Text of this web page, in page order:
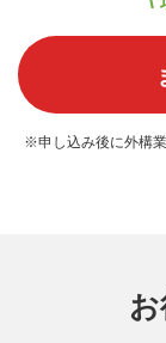
※申し込み後に外構